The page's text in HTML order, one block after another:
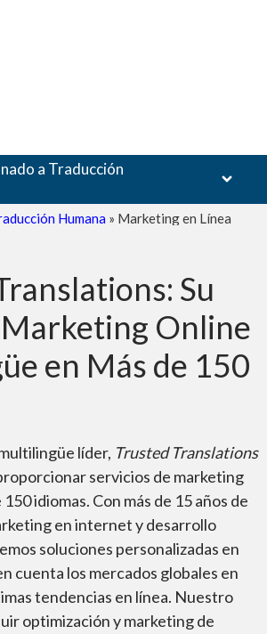
a Traducción
Documentos
Humana » Marketing en Línea
Su
Marketing Online
en Más de 150
líder, Trusted Translations
servicios de marketing
idiomas. Con más de 15 años de
en internet y desarrollo
soluciones personalizadas en
cuenta los mercados globales en
tendencias en línea. Nuestro
optimización y marketing de